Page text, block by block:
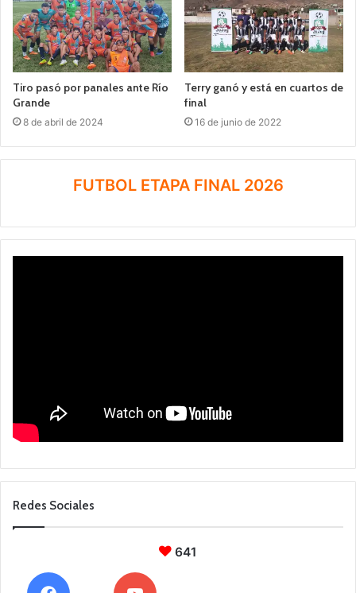
Tiro pasó por panales ante Río
Grande
8 de abril de 2024
Terry ganó y está en cuartos de
final
16 de junio de 2022
FUTBOL ETAPA FINAL 2026
Redes Sociales
641